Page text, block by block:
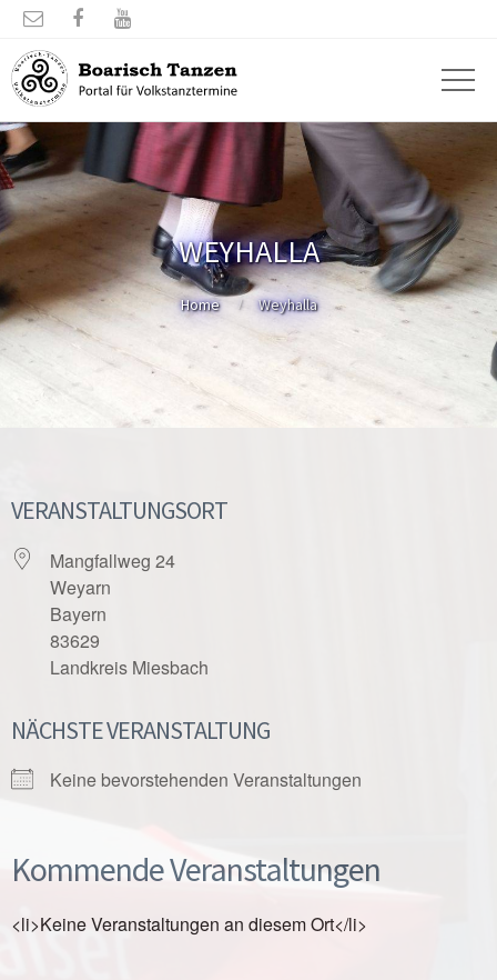
  
WEYHALLA
Home Weyhalla
VERANSTALTUNGSORT
Mangfallweg 24
Weyarn
Bayern
83629
Landkreis Miesbach
NÄCHSTE VERANSTALTUNG
Keine bevorstehenden Veranstaltungen
Kommende Veranstaltungen
<li>Keine Veranstaltungen an diesem Ort</li>